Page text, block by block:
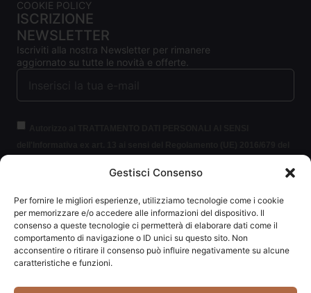
Gestisci Consenso
Per fornire le migliori esperienze, utilizziamo tecnologie come i cookie
per memorizzare e/o accedere alle informazioni del dispositivo. Il
consenso a queste tecnologie ci permetterà di elaborare dati come il
comportamento di navigazione o ID unici su questo sito. Non
acconsentire o ritirare il consenso può influire negativamente su alcune
caratteristiche e funzioni.
COOKIE POLICY
ISCRIZIONE
NEWSLETTER
Iscriviti alla nostra Newsletter per rimanere
aggiornato su tutte le novità e offerte.
protezione delle persone fisiche con riguardo al trattamento dei dati
personali (per brevità GDPR 2016/679).
Clicca per leggere le
informazioni.
ISCRIVITI ALLA NEWSLETTER